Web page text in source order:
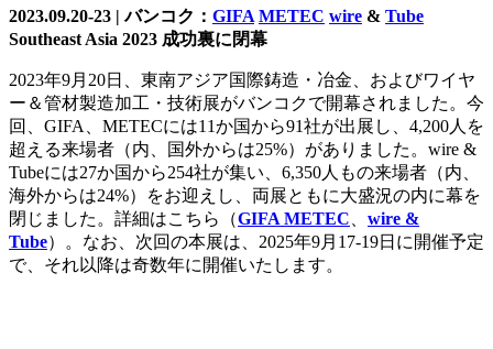
2023.09.20-23 |バンコク： GIFA METEC wire & Tube
Southeast Asia 2023 成功裏に閉幕
2023年9月20日、東南アジア国際鋳造・冶金、およびワイヤ
ー＆管材製造加工・技術展がバンコクで開幕されました。今
回、GIFA、METECには11か国から91社が出展し、4,200人を
超える来場者（内、国外からは25%）がありました。wire &
Tubeには27か国から254社が集い、6,350人もの来場者（内、
海外からは24%）をお迎えし、両展ともに大盛況の内に幕を
閉じました。詳細はこちら（GIFA METEC
wire &
Tube）。なお、次回の本展は、2025年9月17-19日に開催予定
で、それ以降は奇数年に開催いたします。